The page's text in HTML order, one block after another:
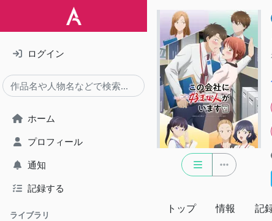
ログイン
ホーム
プロフィール
通知
記録する
ライブラリ トップ 情報 記